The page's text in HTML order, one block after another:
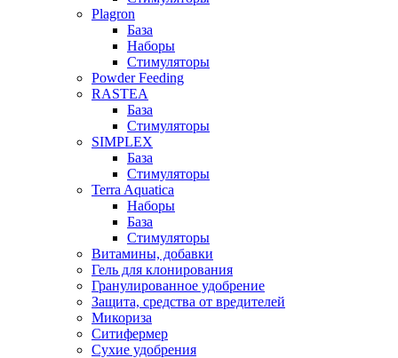
Plagron
База
Наборы
Стимуляторы
Powder Feeding
RASTEA
База
Стимуляторы
SIMPLEX
База
Стимуляторы
Terra Aquatica
Наборы
База
Стимуляторы
Витамины, добавки
Гель для клонирования
Гранулированное удобрение
Защита, средства от вредителей
Микориза
Ситифермер
Сухие удобрения